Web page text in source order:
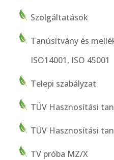
Szolgáltatások
Tanúsítvány és
ISO14001, ISO 45001
Telepi szabályzat
TÜV Hasznosítási
TÜV Hasznosítási
TV próba MZ/X